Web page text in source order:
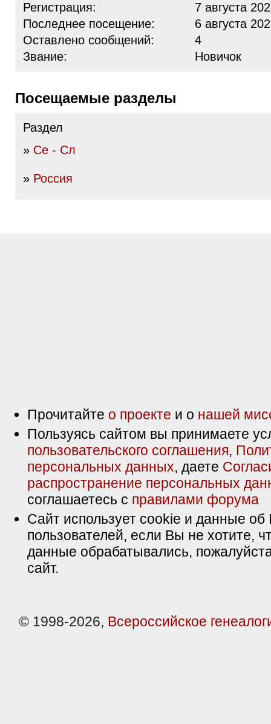
Регистрация:
7 августа
Последнее посещение:
6 августа
Оставлено сообщений:
4
Звание:
Новичок
Посещаемые разделы
Раздел
» Се - Сл
» Россия
Прочитайте о проекте и о нашей
Пользуясь сайтом вы принимаете
пользовательского соглашения,
персональных данных, даете
распространение персональных
соглашаетесь с правилами форума
Сайт использует cookie и данные об
пользователей, если Вы не хотите,
данные обрабатывались,
сайт.
© 1998-2026, Всероссийское